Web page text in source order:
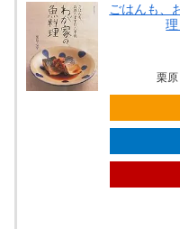
ごはんも、
栗